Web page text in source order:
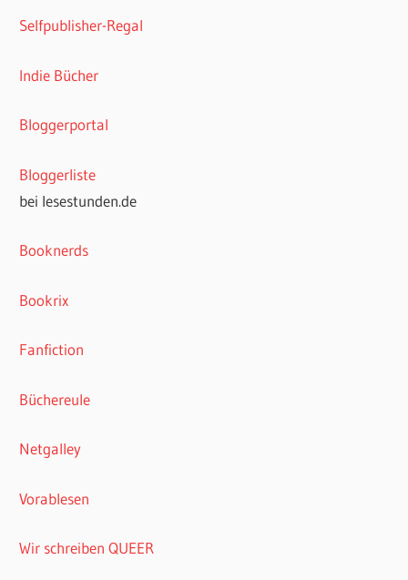
Selfpublisher-Regal
Indie Bücher
Bloggerportal
Bloggerliste
bei lesestunden.de
Booknerds
Bookrix
Fanfiction
Büchereule
Netgalley
Vorablesen
Wir schreiben QUEER